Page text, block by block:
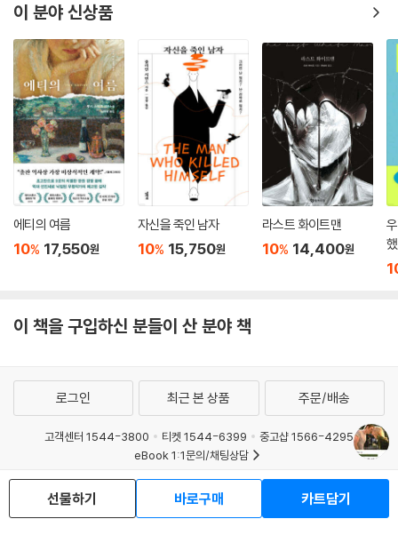
이 분야 신상품
에티의 여름
10% 17,550원
자신을 죽인 남자
10% 15,750원
라스트 화이트맨
10% 14,400원
이 책을 구입하신 분들이 산 분야 책
선물하기 바로구매 카트담기
로그인 최근 본 상품 주문/배송
고객센터 1544-3800 티켓 1544-6399
중고샵 1566-4295
eBook 1:1문의/채팅상담
예스이십사(주) 사업자 정보
이용약관
개인정보처리방침
청소년보호정책